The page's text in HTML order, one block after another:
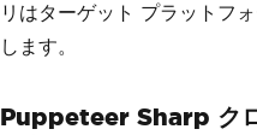
リはターゲット プラットフ
します。
Puppeteer Sharp ク